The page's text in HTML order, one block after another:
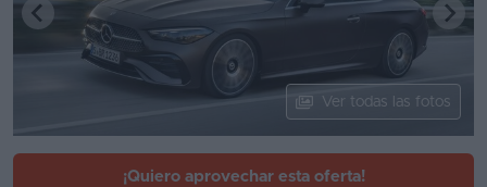
KM
0
Ver todas las fotos
¡Quiero aprovechar esta oferta!